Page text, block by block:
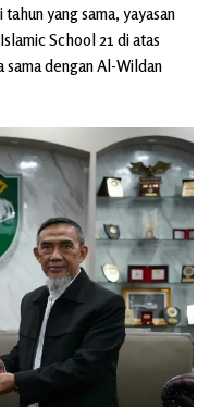
yang sama, yayasan
School 21 di atas
sama dengan Al-Wildan